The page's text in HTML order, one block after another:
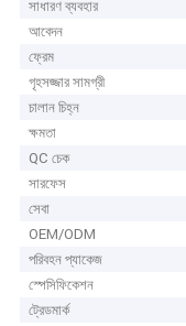
সাধারণ ব্যবহার
আবেদন
ফ্রেম
গৃহসজ্জার সামগ্রী
চালান চিহ্ন
ক্ষমতা
QC চেক
সারফেস
সেবা
OEM/ODM
পরিবহন প্যাকেজ
স্পেসিফিকেশন
ট্রেডমার্ক